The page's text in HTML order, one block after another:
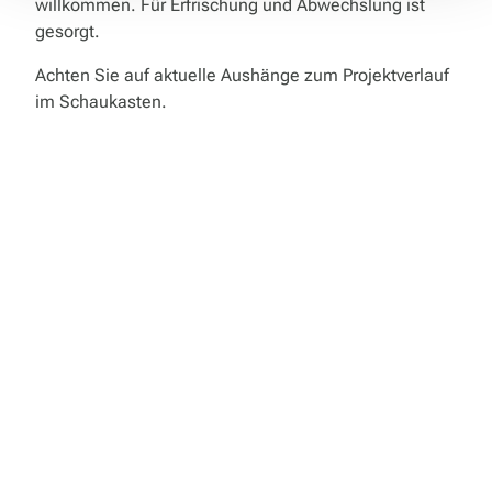
willkommen. Für Erfrischung und Abwechslung ist
gesorgt.
Achten Sie auf aktuelle Aushänge zum Projektverlauf
im Schaukasten.